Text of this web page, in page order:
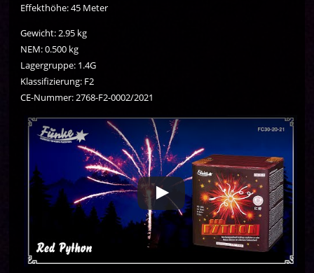
Effekthöhe: 45 Meter
Gewicht: 2.95 kg
NEM: 0.500 kg
Lagergruppe: 1.4G
Klassifizierung: F2
CE-Nummer: 2768-F2-0002/2021